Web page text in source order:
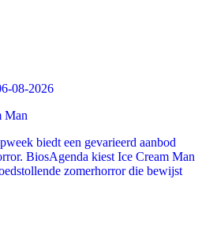
08-2026
Man
biedt een gevarieerd aanbod
BiosAgenda kiest Ice Cream Man
zomerhorror die bewijst